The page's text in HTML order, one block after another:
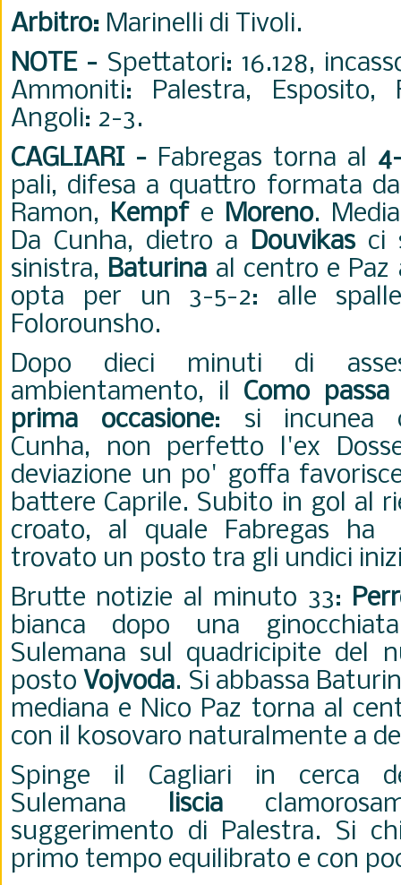
Arbitro: Marinelli di Tivoli.
NOTE - Spettatori: 16.128,
Ammoniti: Palestra, Esposito,
Angoli: 2-3.
CAGLIARI - Fabregas torna al
pali, difesa a quattro formata
Ramon, Kempfe Moreno.
Da Cunha, dietro a Douvikas ci
sinistra, Baturina al centro e Paz
opta per un 3-5-2: alle
Folorounsho.
Dopo dieci minuti di
ambientamento, il Como
prima occasione: si incunea
Cunha, non perfetto l'ex
deviazione un po' goffa
battere Caprile. Subito in gol al
croato, al quale Fabregas ha
trovato un posto tra gli undici
Brutte notizie al minuto 33:
bianca dopo una
Sulemana sul quadricipite del
posto Vojvoda. Si abbassa
mediana e Nico Paz torna al
con il kosovaro naturalmente a
Spinge il Cagliari in cerca
Sulemana liscia
suggerimento di Palestra. Si
primo tempo equilibrato e con